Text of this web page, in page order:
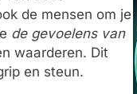
de mensen om je
de gevoelens van
waarderen. Dit
en steun.